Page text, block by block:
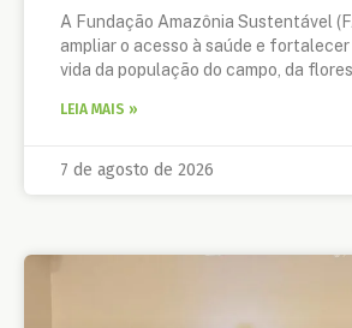
A Fundação Amazônia Sustentável
ampliar o acesso à saúde e fortalecer
vida da população do campo, da
LEIA MAIS »
7 de agosto de 2026